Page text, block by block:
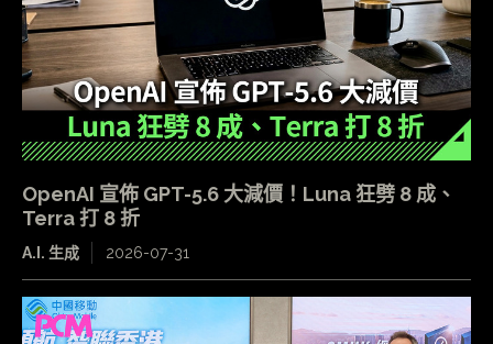
OpenAI 宣佈 GPT-5.6 大減價！Luna 狂劈 8 成、
Terra 打 8 折
A.I. 生成 2026-07-31